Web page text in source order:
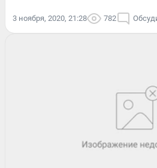
3 ноября, 2020, 21:28 782